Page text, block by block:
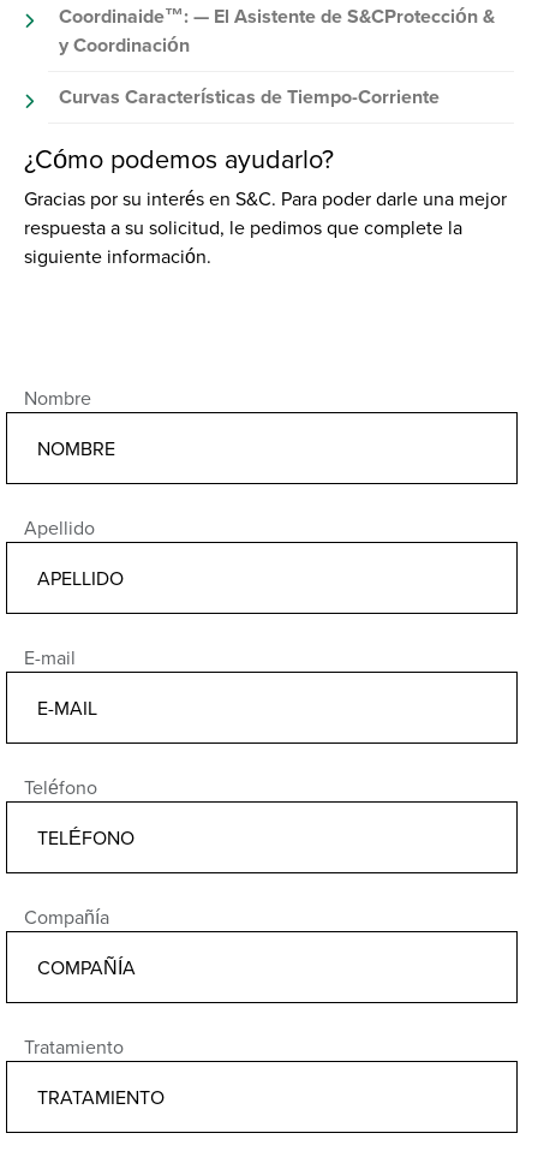
Coordinaide™: — El Asistente de S&CProtección &
y Coordinación
Curvas Características de Tiempo-Corriente
¿Cómo podemos ayudarlo?
Gracias por su interés en S&C. Para poder darle una mejor
respuesta a su solicitud, le pedimos que complete la
siguiente información.
Nombre
Apellido
E-mail
Teléfono
Compañía
Tratamiento